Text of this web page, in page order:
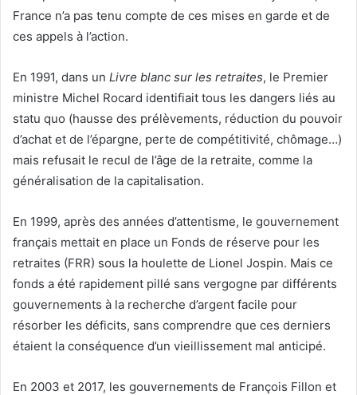
France n’a pas tenu compte de ces mises en garde et de
ces appels à l’action.
En 1991, dans un Livre blanc sur les retraites, le Premier
ministre Michel Rocard identifiait tous les dangers liés au
statu quo (hausse des prélèvements, réduction du pouvoir
d’achat et de l’épargne, perte de compétitivité, chômage…)
mais refusait le recul de l’âge de la retraite, comme la
généralisation de la capitalisation.
En 1999, après des années d’attentisme, le gouvernement
français mettait en place un Fonds de réserve pour les
retraites (FRR) sous la houlette de Lionel Jospin. Mais ce
fonds a été rapidement pillé sans vergogne par différents
gouvernements à la recherche d’argent facile pour
résorber les déficits, sans comprendre que ces derniers
étaient la conséquence d’un vieillissement mal anticipé.
En 2003 et 2017, les gouvernements de François Fillon et